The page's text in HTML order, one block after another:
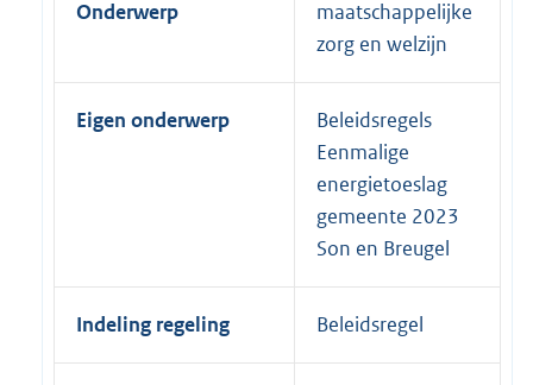
Onderwerp
maatschappelijke
zorg en welzijn
Eigen onderwerp
Beleidsregels
Eenmalige
energietoeslag
gemeente 2023
Son en Breugel
Indeling regeling Beleidsregel